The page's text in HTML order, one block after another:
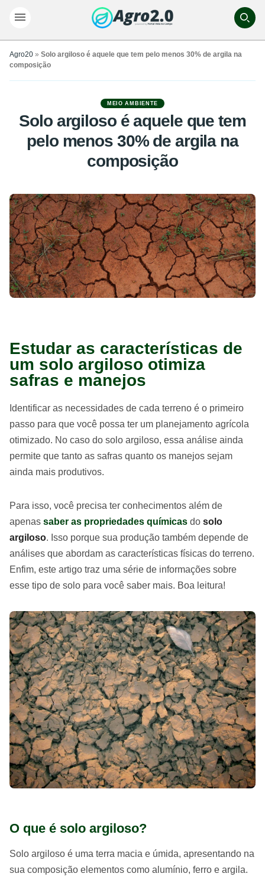
Agro20 » Solo argiloso é aquele que tem pelo menos 30% de argila na
composição
MEIO AMBIENTE
Solo argiloso é aquele que tem
pelo menos 30% de argila na
composição
Estudar as características de
um solo argiloso otimiza
safras e manejos
Identificar as necessidades de cada terreno é o primeiro
passo para que você possa ter um planejamento agrícola
otimizado. No caso do solo argiloso, essa análise ainda
permite que tanto as safras quanto os manejos sejam
ainda mais produtivos.
Para isso, você precisa ter conhecimentos além de
apenas saber as propriedades químicas do solo
argiloso. Isso porque sua produção também depende de
análises que abordam as características físicas do terreno.
Enfim, este artigo traz uma série de informações sobre
esse tipo de solo para você saber mais. Boa leitura!
O que é solo argiloso?
Solo argiloso é uma terra macia e úmida, apresentando na
sua composição elementos como alumínio, ferro e argila.